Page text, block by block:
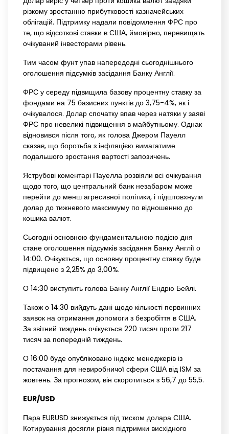
різкому зростанню прибутковості казначейських
облігацій. Підтримку надали повідомлення ФРС про
те, що відсоткові ставки в США, ймовірно, перевищать
очікуваний інвесторами рівень.
Тим часом фунт упав напередодні сьогоднішнього
оголошення підсумків засідання Банку Англії.
ФРС у середу підвищила базову процентну ставку за
фондами на 75 базисних пунктів до 3,75-4%, як і
очікувалося. Долар спочатку впав через натяки у заяві
ФРС про невеликі підвищення в майбутньому. Однак
відновився після того, як голова Джером Пауелл
сказав, що боротьба з інфляцією вимагатиме
подальшого зростання вартості запозичень.
Яструбові коментарі Пауелла розвіяли всі очікування
щодо того, що центральний банк незабаром може
перейти до менш агресивної політики, і підштовхнули
долар до тижневого максимуму по відношенню до
кошика валют.
Сьогодні основною фундаментальною подією дня
стане оголошення підсумків засідання Банку Англії о
14:00. Очікується, що основну процентну ставку буде
підвищено з 2,25% до 3,00%.
О 14:30 виступить голова Банку Англії Ендрю Бейлі.
Також о 14:30 вийдуть дані щодо кількості первинних
заявок на отримання допомоги з безробіття в США.
За звітний тиждень очікується 220 тисяч проти 217
тисяч за попередній тиждень.
О 16:00 буде опубліковано індекс менеджерів із
постачання для невиробничої сфери США від ISM за
жовтень. За прогнозом, він скоротиться з 56,7 до 55,5.
EUR/USD
Пара EURUSD знижується під тиском долара США.
Котирування досягли рівня підтримки висхідного